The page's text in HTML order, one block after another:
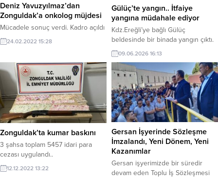
Deniz Yavuzyılmaz’dan
Zonguldak’a onkolog müjdesi
Mücadele sonuç verdi. Kadro açıldı
24.02.2022 15:28
Gülüç’te yangın.. İtfaiye
yangına müdahale ediyor
Kdz.Ereğli’ye bağlı Gülüç
beldesinde bir binada yangın çıktı.
09.06.2026 16:13
Zonguldak’ta kumar baskını
3 şahsa toplam 5457 idari para
cezası uygulandı..
12.12.2022 13:22
Gersan İşyerinde Sözleşme
İmzalandı, Yeni Dönem, Yeni
Kazanımlar
Gersan işyerimizde bir süredir
devam eden Toplu İş Sözleşmesi